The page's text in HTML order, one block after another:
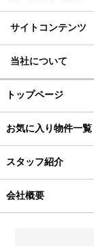
サイトコンテンツ
当社について
トップページ
お気に入り物件一覧
スタッフ紹介
会社概要